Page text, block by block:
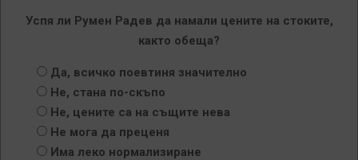
Успя ли Румен Радев да намали цените на стоките,
както обеща?
Да, всичко поевтиня значително
Не, стана по-скъпо
Не, цените са на същите нева
Не мога да преценя
Има леко нормализиране